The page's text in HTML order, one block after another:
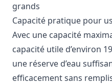
grands
Capacité pratique pour
Avec une capacité
capacité utile d’environ
une réserve d’eau
efficacement sans